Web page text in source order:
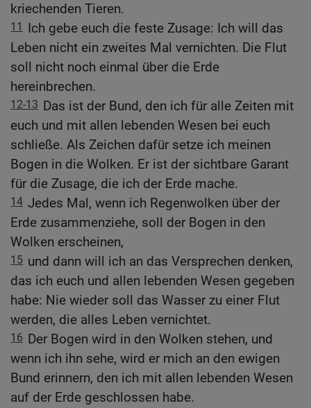
kriechenden Tieren.
11
Ich gebe euch die feste Zusage: Ich will das
Leben nicht ein zweites Mal vernichten. Die Flut
soll nicht noch einmal über die Erde
hereinbrechen.
12-13 Das ist der Bund, den ich für alle Zeiten mit
euch und mit allen lebenden Wesen bei euch
schließe. Als Zeichen dafür setze ich meinen
Bogen in die Wolken. Er ist der sichtbare Garant
für die Zusage, die ich der Erde mache.
14 Jedes Mal, wenn ich Regenwolken über der
Erde zusammenziehe, soll der Bogen in den
Wolken erscheinen,
15 und dann will ich an das Versprechen denken,
das ich euch und allen lebenden Wesen gegeben
habe: Nie wieder soll das Wasser zu einer Flut
werden, die alles Leben vernichtet.
16 Der Bogen wird in den Wolken stehen, und
wenn ich ihn sehe, wird er mich an den ewigen
Bund erinnern, den ich mit allen lebenden Wesen
auf der Erde geschlossen habe.